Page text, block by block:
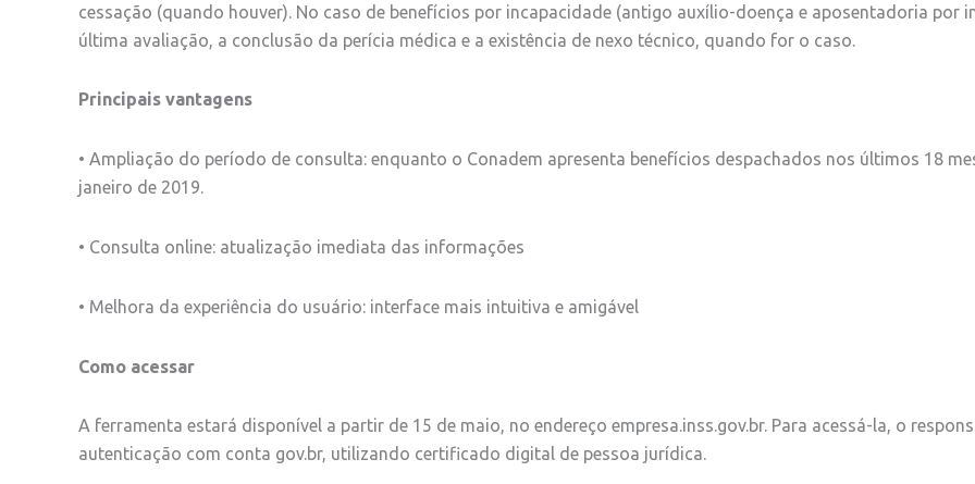
cessação (quando houver). No caso de benefícios por incapacidade (antigo auxílio-doença e aposentadoria por
última avaliação, a conclusão da perícia médica e a existência de nexo técnico, quando for o caso.
Principais vantagens
• Ampliação do período de consulta: enquanto o Conadem apresenta benefícios despachados nos últimos 18
janeiro de 2019.
• Consulta online: atualização imediata das informações
• Melhora da experiência do usuário: interface mais intuitiva e amigável
Como acessar
A ferramenta estará disponível a partir de 15 de maio, no endereço empresa.inss.gov.br. Para acessá-la, o
autenticação com conta gov.br, utilizando certificado digital de pessoa jurídica.